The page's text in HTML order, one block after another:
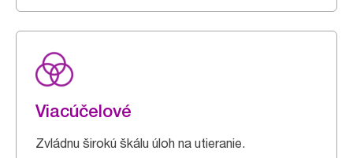
Viacúčelové
Zvládnu širokú škálu úloh na utieranie.